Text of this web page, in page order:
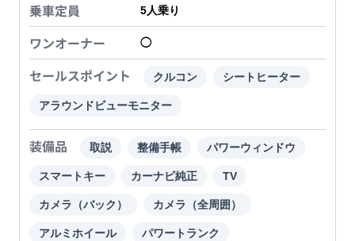
乗車定員 5人乗り
ワンオーナー ◯
セールスポイント クルコン シートヒーター
アラウンドビューモニター
装備品 取説 整備手帳 パワーウィンドウ
スマートキー カーナビ純正 TV
カメラ（バック） カメラ（全周囲）
アルミホイール パワートランク